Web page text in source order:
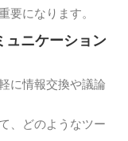
要になります。
ュニケーション
に情報交換や議論
、どのようなツー